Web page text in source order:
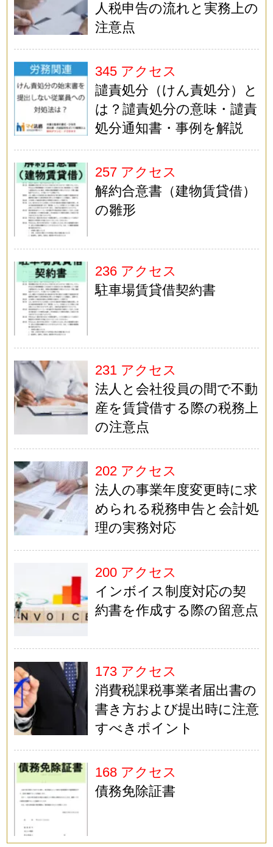
人税申告の流れと実務上の
注意点
345 アクセス
譴責処分（けん責処分）と
は？譴責処分の意味・譴責
処分通知書・事例を解説
257 アクセス
解約合意書（建物賃貸借）
の雛形
236 アクセス
駐車場賃貸借契約書
231 アクセス
法人と会社役員の間で不動
産を賃貸借する際の税務上
の注意点
202 アクセス
法人の事業年度変更時に求
められる税務申告と会計処
理の実務対応
200 アクセス
インボイス制度対応の契
約書を作成する際の留意点
173 アクセス
消費税課税事業者届出書の
書き方および提出時に注意
すべきポイント
168 アクセス
債務免除証書